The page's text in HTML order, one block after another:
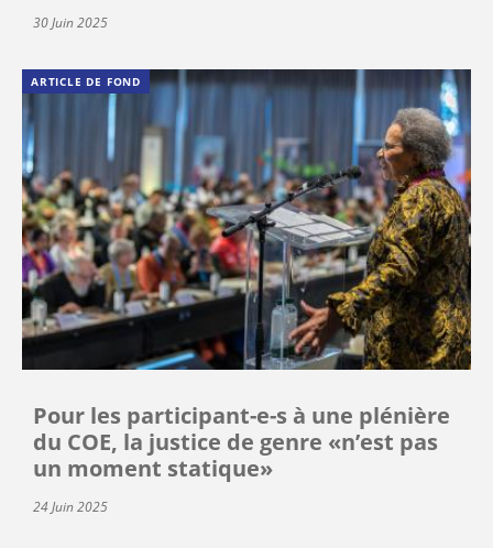
30 Juin 2025
ARTICLE DE FOND
Pour les participant-e-s à une plénière
du COE, la justice de genre «n’est pas
un moment statique»
24 Juin 2025